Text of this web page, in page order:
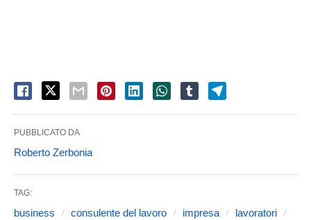
PUBBLICATO DA
Roberto Zerbonia
TAG:
business consulente del lavoro impresa
lavoratori